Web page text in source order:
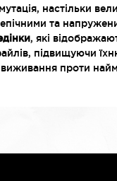
настільки
та
, які
підвищуючи
виживання проти